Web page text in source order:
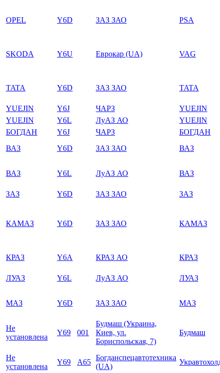
OPEL Y6D ЗАЗ ЗАО PSA
SKODA Y6U Еврокар (UA) VAG
TATA Y6D ЗАЗ ЗАО TATA
YUEJIN Y6J ЧАРЗ
YUEJIN
YUEJIN
Y6L ЛуАЗ АО
YUEJIN
БОГДАН
Y6J ЧАРЗ
БОГДАН
ВАЗ
Y6D ЗАЗ ЗАО ВАЗ
ВАЗ Y6L ЛуАЗ АО ВАЗ
ЗАЗ Y6D ЗАЗ ЗАО ЗАЗ
КАМАЗ Y6D ЗАЗ ЗАО КАМАЗ
КРАЗ Y6A КРАЗ АО КРАЗ
ЛУАЗ Y6L ЛуАЗ АО ЛУАЗ
МАЗ Y6D ЗАЗ ЗАО МАЗ
Не
установлена
Y69 001
Будмаш (Украина,
Киев, ул.
Бориспольская, 7)
Будмаш
Не
установлена
Y69 A65
Богданспецавтотехника
(UA)